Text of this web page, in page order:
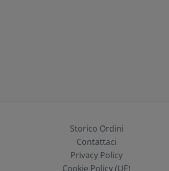
Storico Ordini
Contattaci
Privacy Policy
Cookie Policy (UE)